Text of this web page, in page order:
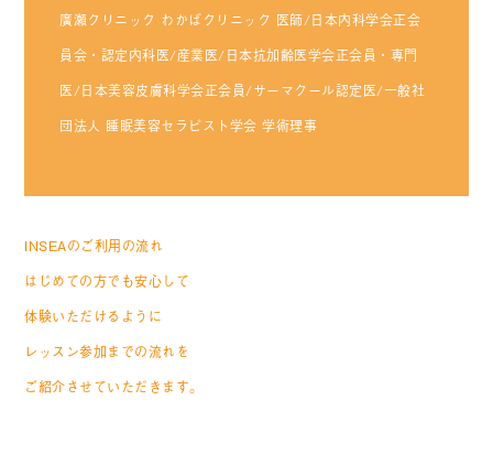
廣瀬クリニック わかばクリニック 医師/日本内科学会正会
員会・認定内科医/産業医/日本抗加齢医学会正会員・専門
医/日本美容皮膚科学会正会員/サーマクール認定医/一般社
団法人 睡眠美容セラピスト学会 学術理事
INSEAのご利用の流れ
はじめての方でも安心して
体験いただけるように
レッスン参加までの流れを
ご紹介させていただきます。